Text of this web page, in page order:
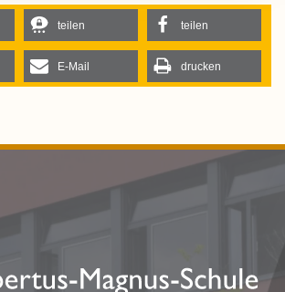
heute bewusst im Hier und Jetzt.
teilen teilen
E-Mail drucken